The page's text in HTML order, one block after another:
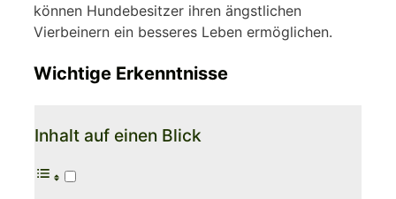
können Hundebesitzer ihren ängstlichen
Vierbeinern ein besseres Leben ermöglichen.
Wichtige Erkenntnisse
Inhalt auf einen Blick